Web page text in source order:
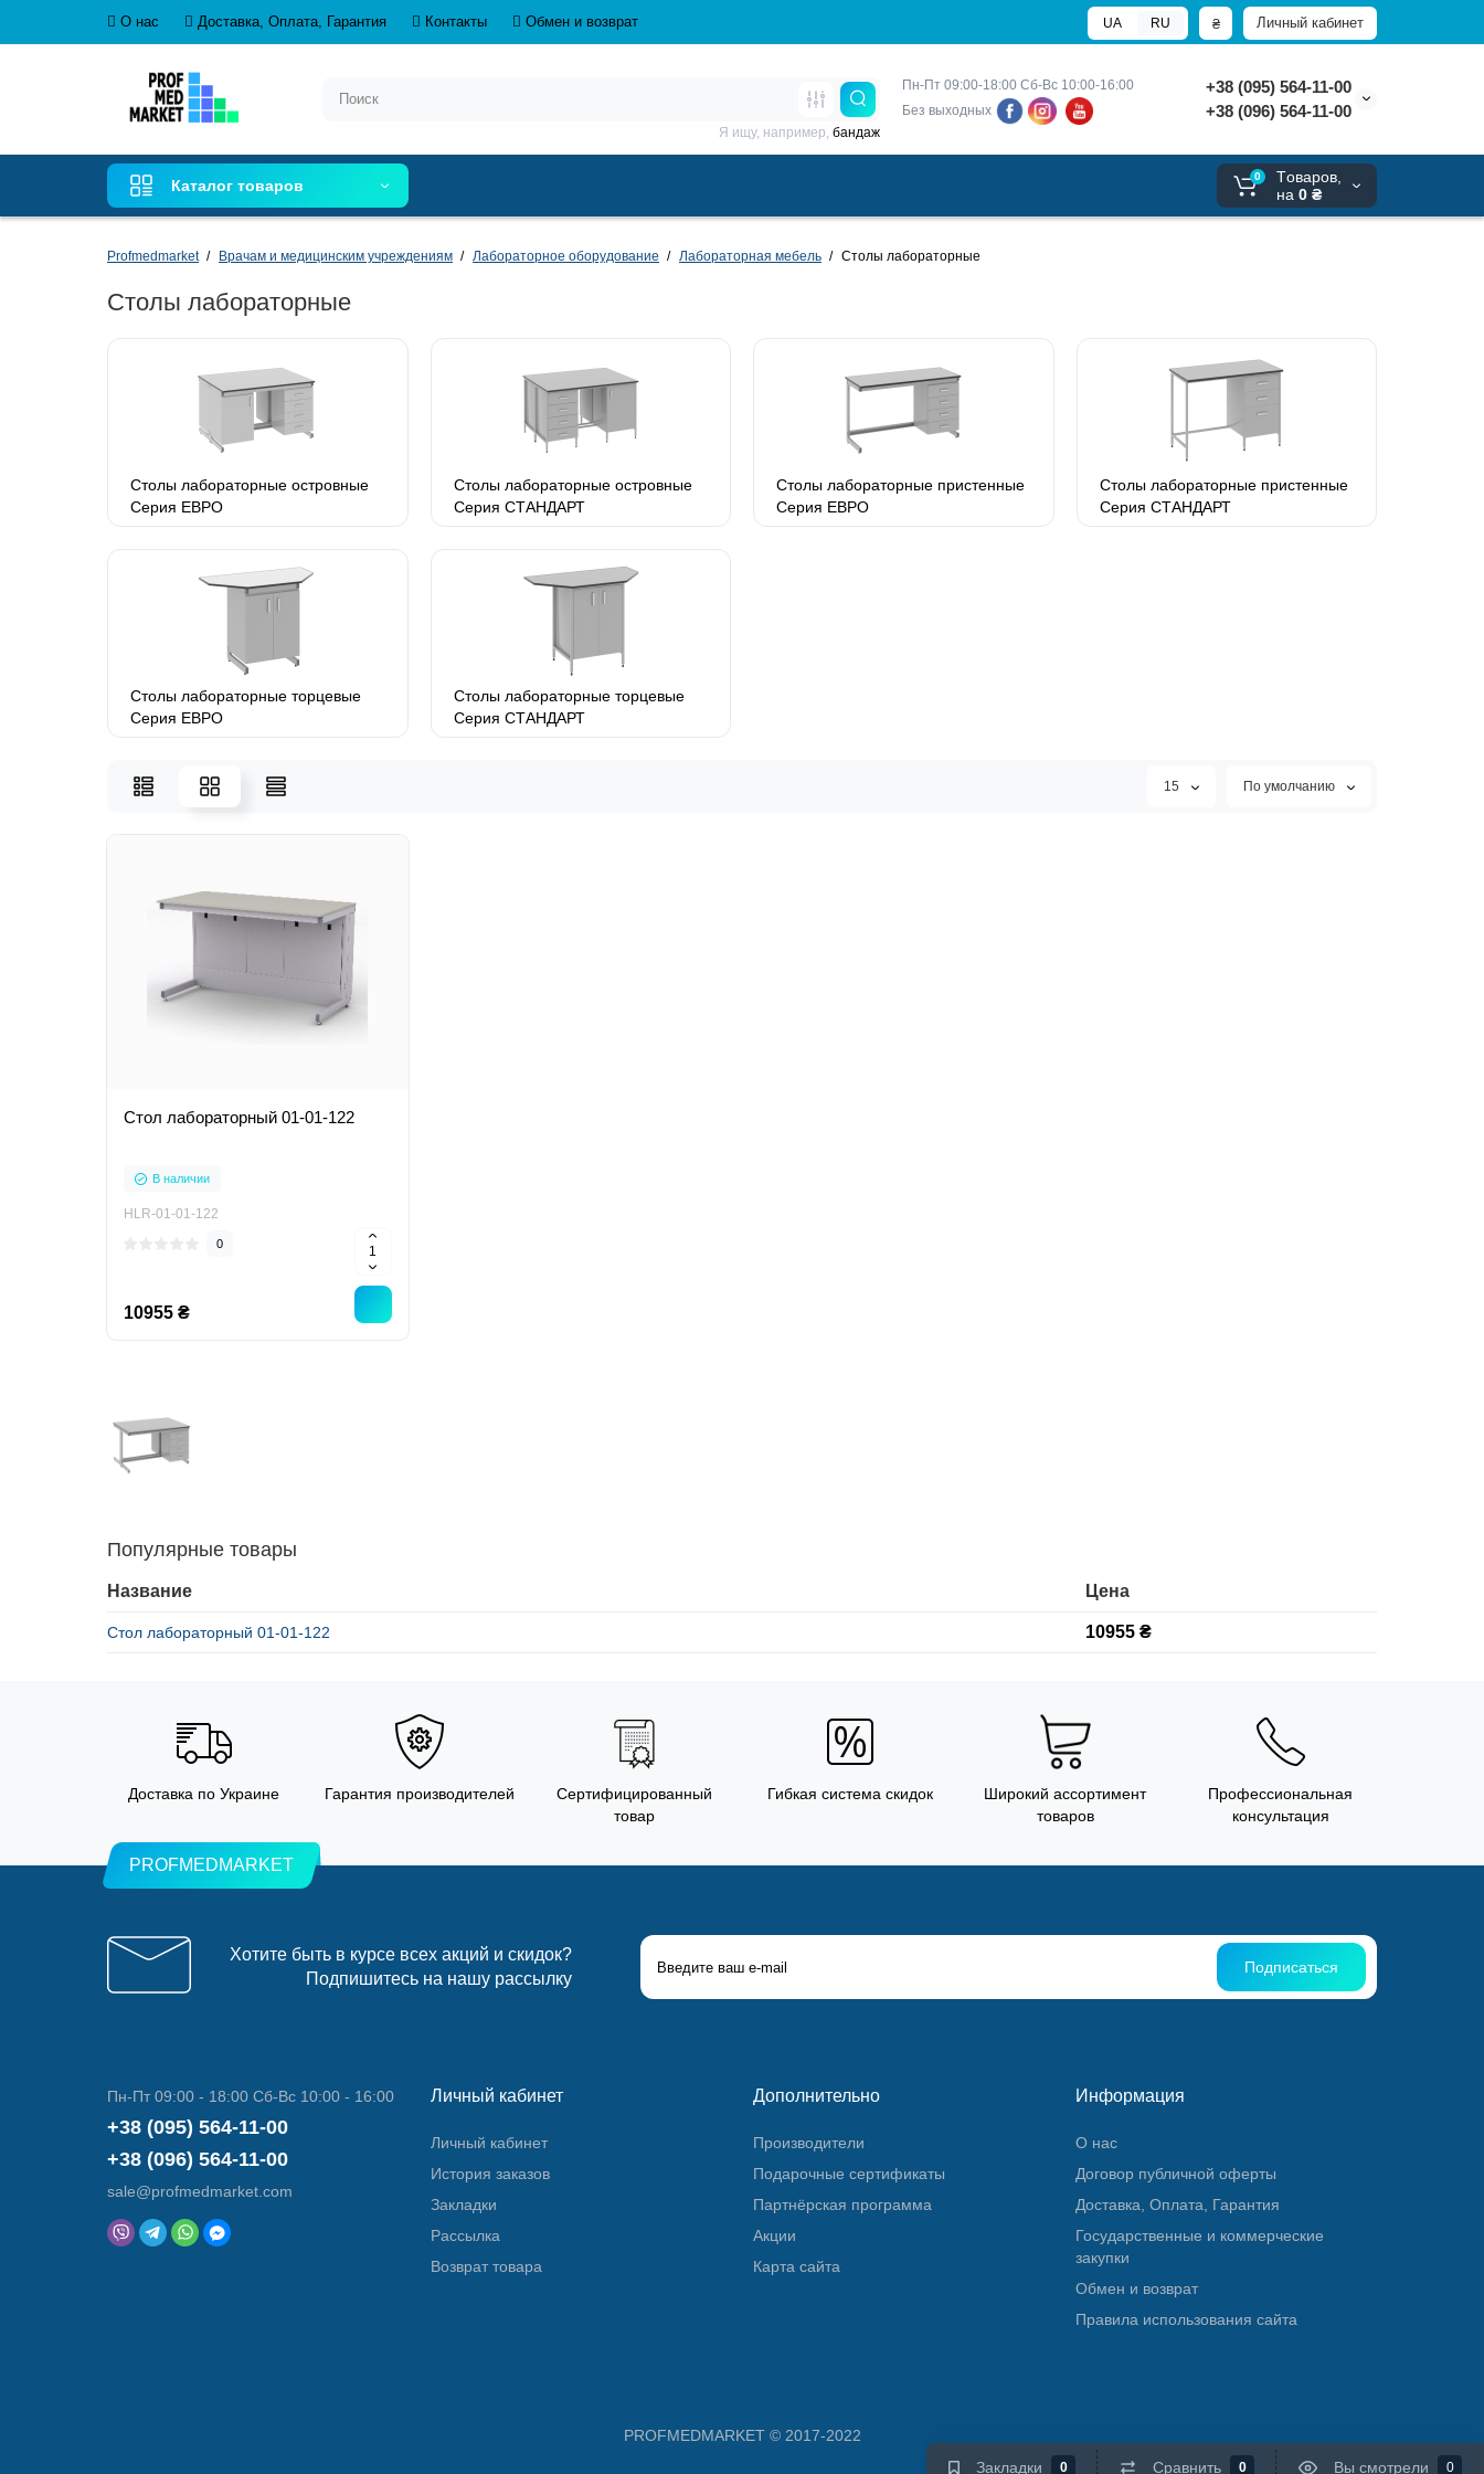
Закладки 0 Сравнить 0 Вы смотрели 0
О нас Доставка, Оплата, Гарантия Контакты Обмен и возврат Личный кабинет
₴
UA RU
Пн-Пт 09:00-18:00 Сб-Вс 10:00-16:00
Без выходных
+38 (095) 564-11-00
+38 (096) 564-11-00
Я ищу, например, бандаж
Каталог товаров
0
Tоваров,
на 0 ₴
Profmedmarket Врачам и медицинским учреждениям Лабораторное оборудование Лабораторная мебель Столы лабораторные
Столы лабораторные
Столы лабораторные островные
Серия ЕВРО
Столы лабораторные островные
Серия СТАНДАРТ
Столы лабораторные пристенные
Серия ЕВРО
Столы лабораторные пристенные
Серия СТАНДАРТ
Столы лабораторные торцевые
Серия ЕВРО
Столы лабораторные торцевые
Серия СТАНДАРТ
15 По умолчанию
Стол лабораторный 01-01-122
В наличии
HLR-01-01-122
0
10955 ₴
Популярные товары
Название Цена
Стол лабораторный 01-01-122 10955 ₴
Доставка по Украине Гарантия производителей
Сертифицированный
товар
Гибкая система скидок
Широкий ассортимент
товаров
Профессиональная
консультация
PROFMEDMARKET
Хотите быть в курсе всех акций и скидок?
Подпишитесь на нашу рассылку
Подписаться
Пн-Пт 09:00 - 18:00 Сб-Вс 10:00 - 16:00
+38 (095) 564-11-00
+38 (096) 564-11-00
sale@profmedmarket.com
Личный кабинет
Личный кабинет
История заказов
Закладки
Рассылка
Возврат товара
Дополнительно
Производители
Подарочные сертификаты
Партнёрская программа
Акции
Карта сайта
Информация
О нас
Договор публичной оферты
Доставка, Оплата, Гарантия
Государственные и коммерческие
закупки
Обмен и возврат
Правила использования сайта
PROFMEDMARKET © 2017-2022